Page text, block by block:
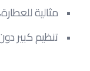
مثالية
تنظيم كبير